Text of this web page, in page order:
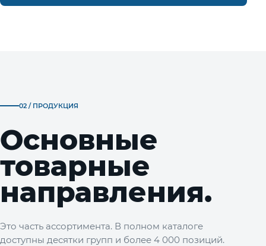
02 / ПРОДУКЦИЯ
Основные
товарные
направления.
Это часть ассортимента. В полном каталоге
доступны десятки групп и более 4 000 позиций.